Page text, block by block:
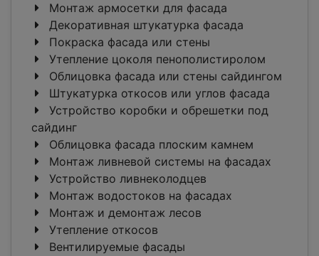
Монтаж армосетки для фасада
Декоративная штукатурка фасада
Покраска фасада или стены
Утепление цоколя пенополистиролом
Облицовка фасада или стены сайдингом
Штукатурка откосов или углов фасада
Устройство коробки и обрешетки под
сайдинг
Облицовка фасада плоским камнем
Монтаж ливневой системы на фасадах
Устройство ливнеколодцев
Монтаж водостоков на фасадах
Монтаж и демонтаж лесов
Утепление откосов
Вентилируемые фасады